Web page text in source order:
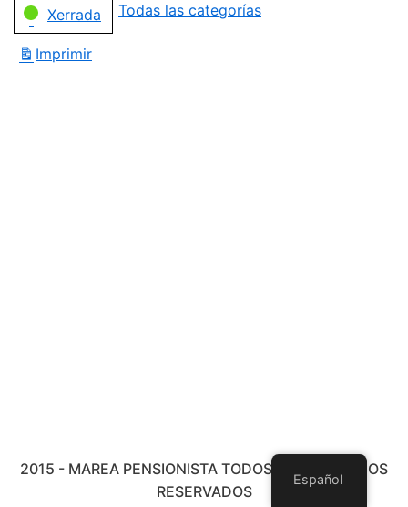
Xerrada Todas las categorías
Imprimir
2015 - MAREA PENSIONISTA TODOS LOS DERECHOS
RESERVADOS
Español